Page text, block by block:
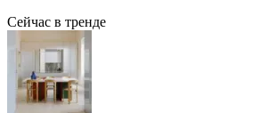
Сейчас в тренде